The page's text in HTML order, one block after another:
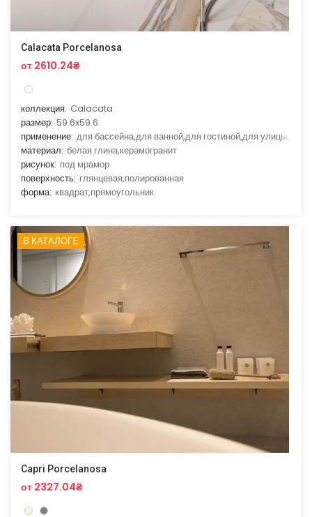
Calacata Porcelanosa
от 2610.24₴
коллекция: Calacata
размер: 59.6x59.6
применение: для бассейна,для ванной,для гостиной,для улицы,для
материал: белая глина,керамогранит
рисунок: под мрамор
поверхность: глянцевая,полированная
форма: квадрат,прямоугольник
В КАТАЛОГЕ
Capri Porcelanosa
от 2327.04₴